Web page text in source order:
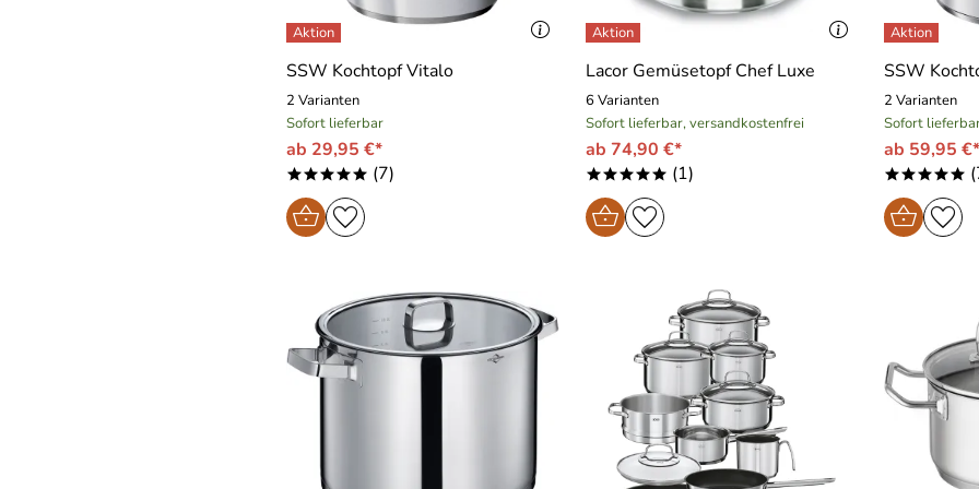
SSW Kochtopf Vitalo
2 Varianten
Sofort lieferbar
ab 29,95 €*
***** (7)
Lacor Gemüsetopf Chef Luxe
6 Varianten
Sofort lieferbar, versandkostenfrei
ab 74,90 €*
***** (1)
SSW
2 Varianten
Sofort
ab 59,95 €*
*****